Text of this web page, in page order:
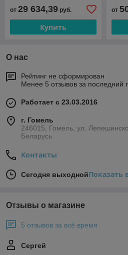
от 29 634,39 руб.
Купить
от
О нас
Рейтинг не сформирован
Менее 5 отзывов за последний
Работает с 23.03.2016
г. Гомель
246015, Гомель, ул.
Беларусь
Контакты
Сегодня выходнойПоказать
Отзывы о магазине
5 отзывов за всё время
Сергей